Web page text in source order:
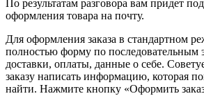
По результатам разговора вам придет
оформления товара на почту.
Для оформления заказа в стандартном
полностью форму по последовательным
доставки, оплаты, данные о себе.
заказу написать информацию, которая
найти. Нажмите кнопку «Оформить